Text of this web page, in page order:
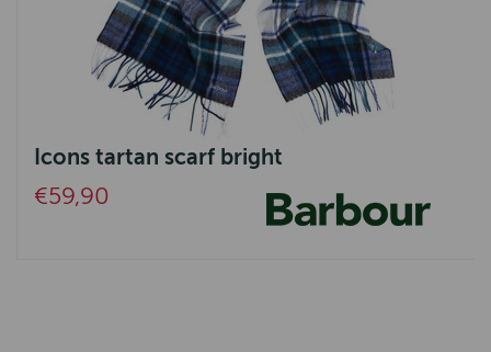
Icons tartan scarf bright
€59,90